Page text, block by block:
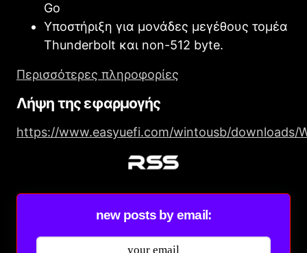
Go
Υποστήριξη για μονάδες μεγέθους τομέα
Thunderbolt και non-512 byte.
Περισσότερες πληροφορίες
Λήψη της εφαρμογής
https://www.easyuefi.com/wintousb/downloads/
new posts by email: